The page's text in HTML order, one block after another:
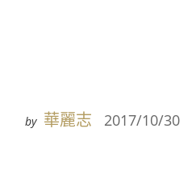
by 華麗志 2017/10/30